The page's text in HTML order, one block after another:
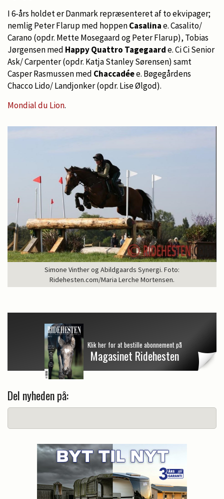
I 6-års holdet er Danmark repræsenteret af to ekvipager;
nemlig Peter Flarup med hoppenCasalinae. Casalito/
Carano (opdr. Mette Mosegaard og Peter Flarup), Tobias
Jørgensen med Happy Quattro Tagegaarde. Ci Ci Senior
Ask/ Carpenter (opdr. Katja Stanley Sørensen) samt
Casper Rasmussen med Chaccadéee. Bøgegårdens
Chacco Lido/ Landjonker (opdr. Lise Ølgod).
Mondial du Lion.
Simone Vinther og Abildgaards Synergi. Foto:
Ridehesten.com/Maria Lerche Mortensen.
Klik her for at bestille abonnement på
Magasinet Ridehesten
Del nyheden på: